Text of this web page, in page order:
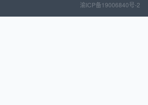
渝ICP备19006840号-2